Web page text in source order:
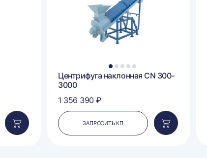
Добавить
в
1 2 3 4 5
Центрифуга наклонная CN 300-
3000
1 356 390 ₽
ЗАПРОСИТЬ КП
Добавить
в